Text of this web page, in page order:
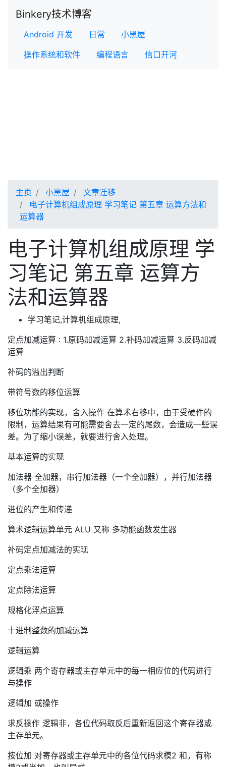
Binkery技术博客
Android 开发 日常
小黑屋
操作系统和软件
编程语言 信口开河
主页 小黑屋
文章迁移
电子计算机组成原理 学习笔记 第五章 运算方法和
运算器
电子计算机组成原理 学
习笔记 第五章 运算方
法和运算器
学习笔记,计算机组成原理,
定点加减运算 : 1.原码加减运算 2.补码加减运算 3.反码加减
运算
补码的溢出判断
带符号数的移位运算
移位功能的实现，舍入操作 在算术右移中，由于受硬件的
限制，运算结果有可能需要舍去一定的尾数，会造成一些误
差。为了缩小误差，就要进行舍入处理。
基本运算的实现
加法器 全加器，串行加法器（一个全加器），并行加法器
（多个全加器）
进位的产生和传递
算术逻辑运算单元 ALU 又称 多功能函数发生器
补码定点加减法的实现
定点乘法运算
定点除法运算
规格化浮点运算
十进制整数的加减运算
逻辑运算
逻辑乘 两个寄存器或主存单元中的每一相应位的代码进行
与操作
逻辑加 或操作
求反操作 逻辑非，各位代码取反后重新返回这个寄存器或
主存单元。
按位加 对寄存器或主存单元中的各位代码求模2 和，有称